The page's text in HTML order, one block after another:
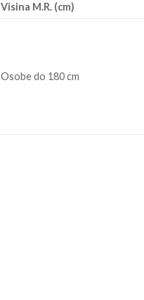
Visina M.R. (cm)
Osobe do 180 cm